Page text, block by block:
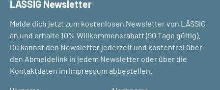
LÄSSIG Newsletter
Melde dich jetzt zum kostenlosen Newsletter von LÄSSIG
an und erhalte 10% Willkommensrabatt (90 Tage gültig).
Du kannst den Newsletter jederzeit und kostenfrei über
den Abmeldelink in jedem Newsletter oder über die
Kontaktdaten im Impressum abbestellen.